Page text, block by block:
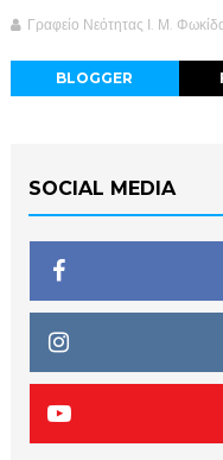
Γραφείο Νεότητας Ι. Μ.
BLOGGER
SOCIAL MEDIA